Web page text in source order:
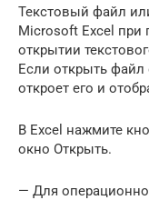
Текстовый файл
Microsoft Excel
открытии
Если открыть файл
откроет его и
В Excel нажмите
окно Открыть.
— Для